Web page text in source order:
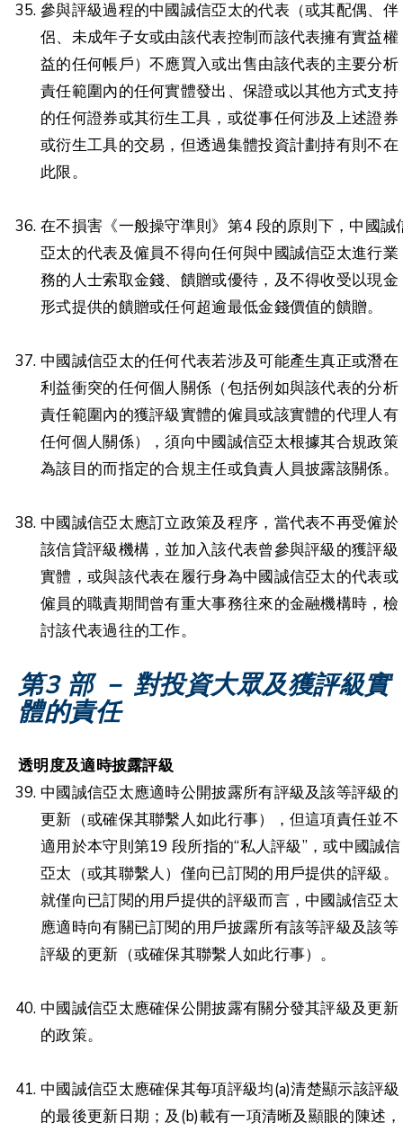
參與評級過程的中國誠信亞太的代表（或其配偶、伴
侶、未成年子女或由該代表控制而該代表擁有實益權
益的任何帳戶）不應買入或出售由該代表的主要分析
責任範圍內的任何實體發出、保證或以其他方式支持
的任何證券或其衍生工具，或從事任何涉及上述證券
或衍生工具的交易，但透過集體投資計劃持有則不在
此限。
在不損害《一般操守準則》第4 段的原則下，中國誠
亞太的代表及僱員不得向任何與中國誠信亞太進行業
務的人士索取金錢、饋贈或優待，及不得收受以現金
形式提供的饋贈或任何超逾最低金錢價值的饋贈。
中國誠信亞太的任何代表若涉及可能產生真正或潛在
利益衝突的任何個人關係（包括例如與該代表的分析
責任範圍內的獲評級實體的僱員或該實體的代理人有
任何個人關係），須向中國誠信亞太根據其合規政策
為該目的而指定的合規主任或負責人員披露該關係。
中國誠信亞太應訂立政策及程序，當代表不再受僱於
該信貸評級機構，並加入該代表曾參與評級的獲評級
實體，或與該代表在履行身為中國誠信亞太的代表或
僱員的職責期間曾有重大事務往來的金融機構時，檢
討該代表過往的工作。
第3 部 － 對投資大眾及獲評級實
體的責任
透明度及適時披露評級
中國誠信亞太應適時公開披露所有評級及該等評級的
更新（或確保其聯繫人如此行事），但這項責任並不
適用於本守則第19 段所指的“私人評級”，或中國誠信
亞太（或其聯繫人）僅向已訂閱的用戶提供的評級。
就僅向已訂閱的用戶提供的評級而言，中國誠信亞太
應適時向有關已訂閱的用戶披露所有該等評級及該等
評級的更新（或確保其聯繫人如此行事）。
中國誠信亞太應確保公開披露有關分發其評級及更新
的政策。
中國誠信亞太應確保其每項評級均(a)清楚顯示該評級
的最後更新日期；及(b)載有一項清晰及顯眼的陳述，